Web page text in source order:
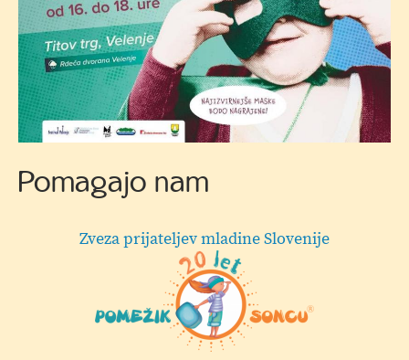
Pomagajo nam
Hermi d.o.o.